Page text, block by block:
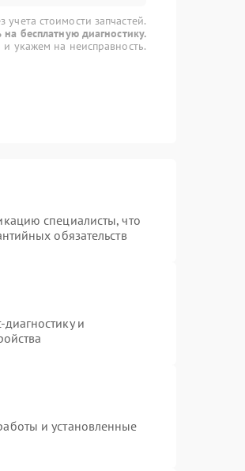
стоимости запчастей.
на бесплатную диагностику.
укажем на неисправность.
специалисты, что
обязательств
и
и установленные